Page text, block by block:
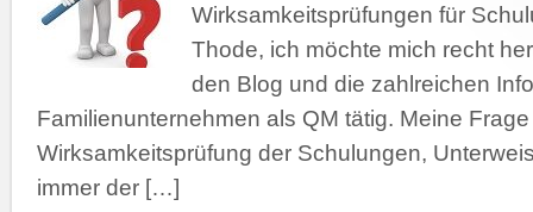
Wirksamkeitsprüfungen für
Thode, ich möchte mich recht
den Blog und die zahlreichen
Familienunternehmen als QM tätig. Meine
Wirksamkeitsprüfung der Schulungen,
immer der […]